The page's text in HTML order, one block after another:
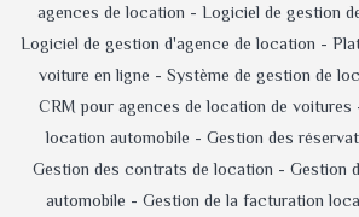
agences de location - Logiciel de gestion
Logiciel de gestion d'agence de location -
voiture en ligne - Système de gestion de
CRM pour agences de location de voitures
location automobile - Gestion des
Gestion des contrats de location - Gestion
automobile - Gestion de la facturation